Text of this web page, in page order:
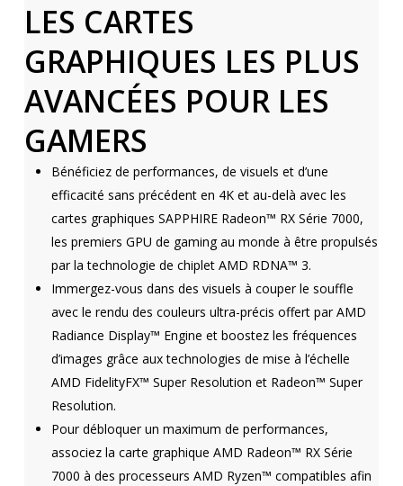
LES CARTES
GRAPHIQUES LES PLUS
AVANCÉES POUR LES
GAMERS
Bénéficiez de performances, de visuels et d’une
efficacité sans précédent en 4K et au-delà avec les
cartes graphiques SAPPHIRE Radeon™ RX Série 7000,
les premiers GPU de gaming au monde à être propulsés
par la technologie de chiplet AMD RDNA™ 3.
Immergez-vous dans des visuels à couper le souffle
avec le rendu des couleurs ultra-précis offert par AMD
Radiance Display™ Engine et boostez les fréquences
d’images grâce aux technologies de mise à l’échelle
AMD FidelityFX™ Super Resolution et Radeon™ Super
Resolution.
Pour débloquer un maximum de performances,
associez la carte graphique AMD Radeon™ RX Série
7000 à des processeurs AMD Ryzen™ compatibles afin